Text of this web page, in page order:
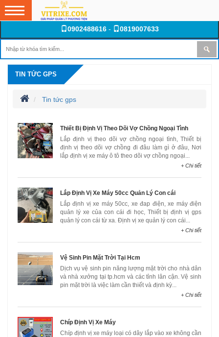
0902488616- 0819007633
TIN TỨC GPS
Tin tức gps
Thiết Bị Định Vị Theo Dõi Vợ Chồng Ngoại Tình
Lắp định vị theo dõi vợ chồng ngoại tình, Thiết bị
định vị theo dõi vợ chồng đi đâu làm gì ở đâu, Nơi
lắp định vị xe máy ô tô theo dõi vợ chồng ngoại...
+ Chi tiết
Lắp Định Vị Xe Máy 50cc Quản Lý Con cái
Lắp định vị xe máy 50cc, xe đap điện, xe máy điện
quản lý xe của con cái đi học, Thiết bị định vị gps
quản lý con cái từ xa. Định vị xe quản lý con cái...
+ Chi tiết
Vệ Sinh Pin Mặt Trời Tại Hcm
Dịch vụ vệ sinh pin năng lượng mặt trời cho nhà dân
và nhà xưởng tại tp.hcm và các tỉnh lân cận. Vệ sinh
pin mặt trời là việc làm cần thiết và định kỳ...
+ Chi tiết
Chíp Định Vị Xe Máy
Chíp định vị xe máy loại có dây lắp vào xe không cần